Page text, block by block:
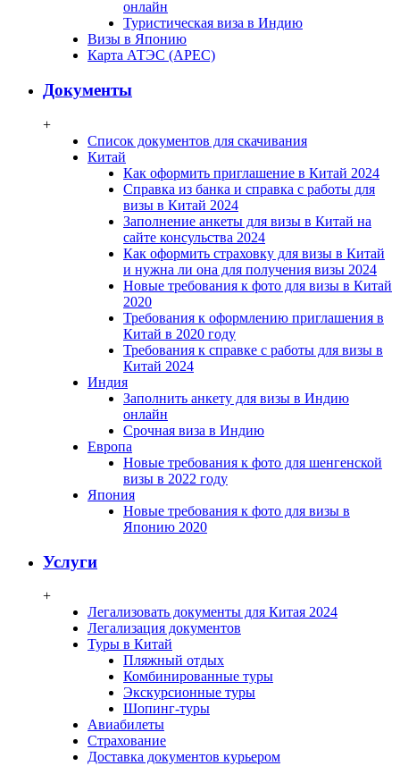
онлайн
Туристическая виза в Индию
Визы в Японию
Карта АТЭС (APEC)
Документы
+
Список документов для скачивания
Китай
Как оформить приглашение в Китай 2024
Справка из банка и справка с работы для
визы в Китай 2024
Заполнение анкеты для визы в Китай на
сайте консульства 2024
Как оформить страховку для визы в Китай
и нужна ли она для получения визы 2024
Новые требования к фото для визы в Китай
2020
Требования к оформлению приглашения в
Китай в 2020 году
Требования к справке с работы для визы в
Китай 2024
Индия
Заполнить анкету для визы в Индию
онлайн
Срочная виза в Индию
Европа
Новые требования к фото для шенгенской
визы в 2022 году
Япония
Новые требования к фото для визы в
Японию 2020
Услуги
+
Легализовать документы для Китая 2024
Легализация документов
Туры в Китай
Пляжный отдых
Комбинированные туры
Экскурсионные туры
Шопинг-туры
Авиабилеты
Страхование
Доставка документов курьером